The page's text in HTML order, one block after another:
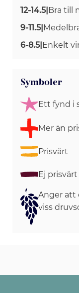
12-14.5|Bra till
9-11.5|
6-8.5|Enkelt
Symboler
Ett fynd i
Mer än
Prisvärt
Ej prisvärt
Anger att
viss